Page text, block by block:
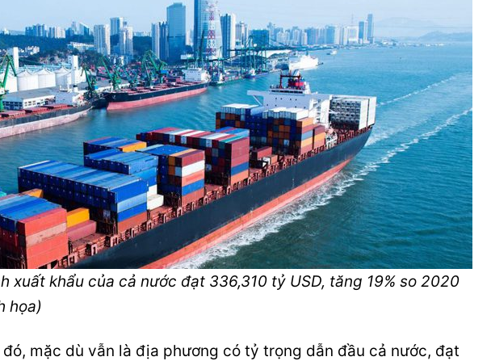
xuất khẩu của cả nước đạt 336,310 tỷ USD, tăng 19% so 2020
họa)
đó, mặc dù vẫn là địa phương có tỷ trọng dẫn đầu cả nước, đạt